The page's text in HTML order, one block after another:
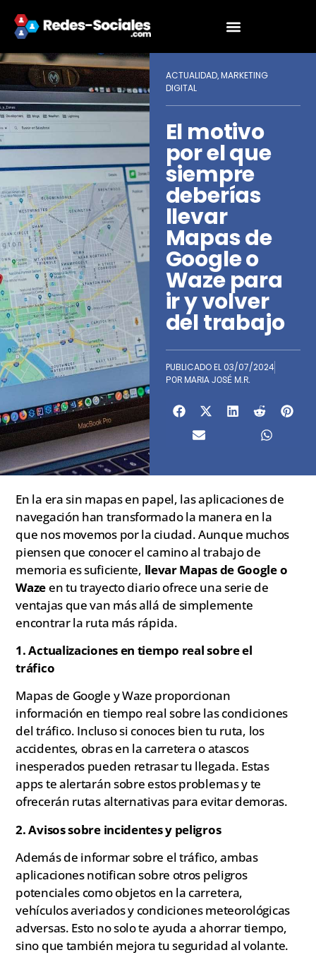
ACTUALIDAD, MARKETING
DIGITAL
El motivo
por el que
siempre
deberías
llevar
Mapas de
Google o
Waze para
ir y volver
del trabajo
PUBLICADO EL 03/07/2024
POR MARIA JOSÉ M.R.
En la era sin mapas en papel, las aplicaciones de
navegación han transformado la manera en la
que nos movemos por la ciudad. Aunque muchos
piensen que conocer el camino al trabajo de
memoria es suficiente, llevar Mapas de Google o
Waze en tu trayecto diario ofrece una serie de
ventajas que van más allá de simplemente
encontrar la ruta más rápida.
1. Actualizaciones en tiempo real sobre el
tráfico
Mapas de Google y Waze proporcionan
información en tiempo real sobre las condiciones
del tráfico. Incluso si conoces bien tu ruta, los
accidentes, obras en la carretera o atascos
inesperados pueden retrasar tu llegada. Estas
apps te alertarán sobre estos problemas y te
ofrecerán rutas alternativas para evitar demoras.
2. Avisos sobre incidentes y peligros
Además de informar sobre el tráfico, ambas
aplicaciones notifican sobre otros peligros
potenciales como objetos en la carretera,
vehículos averiados y condiciones meteorológicas
adversas. Esto no solo te ayuda a ahorrar tiempo,
sino que también mejora tu seguridad al volante.